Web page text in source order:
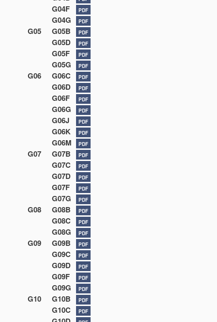
G04F PDF
G04G PDF
G05 G05B PDF
G05D PDF
G05F PDF
G05G PDF
G06 G06C PDF
G06D PDF
G06F PDF
G06G PDF
G06J PDF
G06K PDF
G06M PDF
G07 G07B PDF
G07C PDF
G07D PDF
G07F PDF
G07G PDF
G08 G08B PDF
G08C PDF
G08G PDF
G09 G09B PDF
G09C PDF
G09D PDF
G09F PDF
G09G PDF
G10 G10B PDF
G10C PDF